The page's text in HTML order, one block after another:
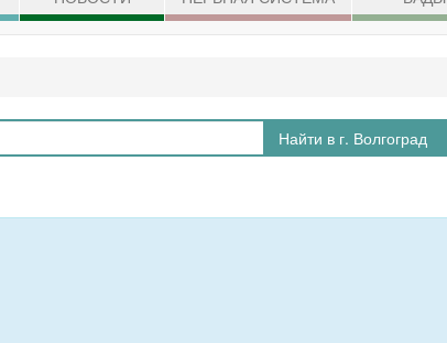
Найти в г. Волгоград